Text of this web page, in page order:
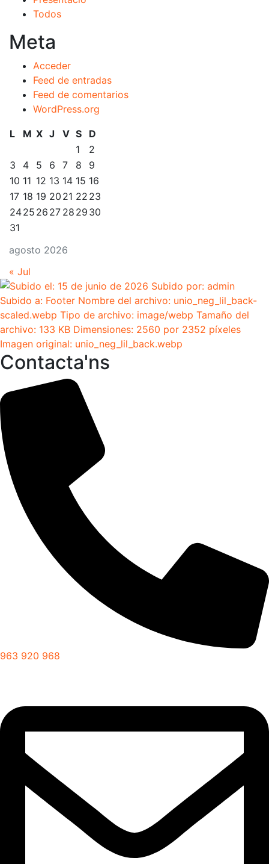
Todos
Meta
Acceder
Feed de entradas
Feed de comentarios
WordPress.org
agosto 2026
L M X J V S
D
1
2
3
4 5 6 7 8
9
10 11 12 13 14 15 16
17 18 19 20 21 22 23
2425 26 27 28 29 30
31
« Jul
Contacta'ns
963 920 968